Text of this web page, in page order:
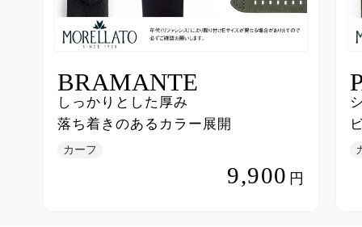
BRAMANTE
しっかりとした厚み
落ち着きのあるカラー展開
カーフ
9,900 円